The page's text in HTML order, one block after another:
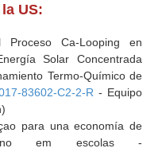
US:
Proceso Ca-Looping en
Solar Concentrada
Termo-Químico de
83602-C2-2-R - Equipo
para una economía de
em escolas -